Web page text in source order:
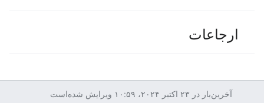
ارجاعات
آخرین‌بار در ‏۲۳ اکتبر ۲۰۲۴، ‏۱۰:۵۹ ویرایش شده‌است